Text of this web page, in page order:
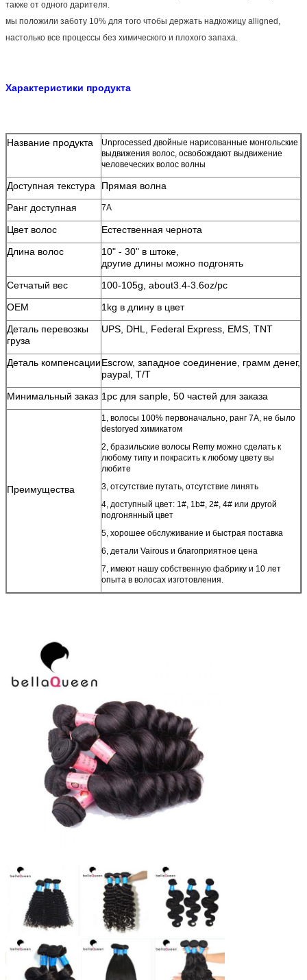
также от одного дарителя.
мы положили заботу 10% для того чтобы держать надкожицу alligned,
настолько все процессы без химического и плохого запаха.
Характеристики продукта
Название продукта
Unprocessed двойные нарисованные монгольские
выдвижения волос, освобождают выдвижение
человеческих волос волны
Доступная текстура
Прямая волна
Ранг доступная
7A
Цвет волос
Естественная чернота
Длина волос
10" - 30" в штоке,
другие длины можно подгонять
Сетчатый вес
100-105g, about3.4-3.6oz/pc
OEM
1kg в длину в цвет
Деталь перевозкы
груза
UPS, DHL, Federal Express, EMS, TNT
Деталь компенсацииEscrow, западное соединение, грамм денег,
paypal, T/T
Минимальный заказ 1pc для sanple, 50 частей для заказа
Преимущества
1, волосы 100% первоначально, ранг 7A, не было
destoryed химикатом
2, бразильские волосы Remy можно сделать к
любому типу и покрасить к любому цвету вы
любите
3, отсутствие путать, отсутствие линять
4, доступный цвет: 1#, 1b#, 2#, 4# или другой
подгонянный цвет
5, хорошее обслуживание и быстрая поставка
6, детали Vairous и благоприятное цена
7, имеют нашу собственную фабрику и 10 лет
опыта в волосах изготовления.